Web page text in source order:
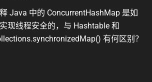
Java 中的 ConcurrentHashMap 是如
现线程安全的，与 Hashtable 和
有何区别？